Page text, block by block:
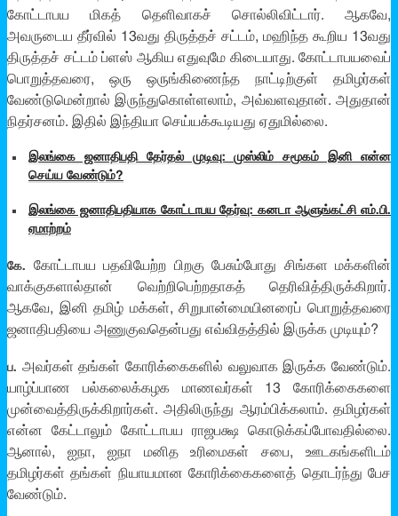
கோட்டாபய மிகத் தெளிவாகச் சொல்லிவிட்டார். ஆகவே,
அவருடைய தீர்வில் 13வது திருத்தச் சட்டம், மஹிந்த கூறிய 13வது
திருத்தச் சட்டம் ப்ளஸ் ஆகிய எதுவுமே கிடையாது. கோட்டாபயவைப்
பொறுத்தவரை, ஒரு ஒருங்கிணைந்த நாட்டிற்குள் தமிழர்கள்
வேண்டுமென்றால் இருந்துகொள்ளலாம், அவ்வளவுதான். அதுதான்
நிதர்சனம். இதில் இந்தியா செய்யக்கூடியது ஏதுமில்லை.
இலங்கை ஜனாதிபதி தேர்தல் முடிவு: முஸ்லிம் சமூகம் இனி என்ன
செய்ய வேண்டும்?
இலங்கை ஜனாதிபதியாக கோட்டாபய தேர்வு: கனடா ஆளுங்கட்சி எம்.பி.
ஏமாற்றம்
கே. கோட்டாபய பதவியேற்ற பிறகு பேசும்போது சிங்கள மக்களின்
வாக்குகளால்தான் வெற்றிபெற்றதாகத் தெரிவித்திருக்கிறார்.
ஆகவே, இனி தமிழ் மக்கள், சிறுபான்மையினரைப் பொறுத்தவரை
ஜனாதிபதியை அணுகுவதென்பது எவ்விதத்தில் இருக்க முடியும்?
ப. அவர்கள் தங்கள் கோரிக்கைகளில் வலுவாக இருக்க வேண்டும்.
யாழ்ப்பாண பல்கலைக்கழக மாணவர்கள் 13 கோரிக்கைகளை
முன்வைத்திருக்கிறார்கள். அதிலிருந்து ஆரம்பிக்கலாம். தமிழர்கள்
என்ன கேட்டாலும் கோட்டாபய ராஜபக்ஷ கொடுக்கப்போவதில்லை.
ஆனால், ஐநா, ஐநா மனித உரிமைகள் சபை, ஊடகங்களிடம்
தமிழர்கள் தங்கள் நியாயமான கோரிக்கைகளைத் தொடர்ந்து பேச
வேண்டும்.